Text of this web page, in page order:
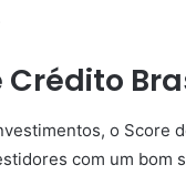
Crédito
o Score
com um bom